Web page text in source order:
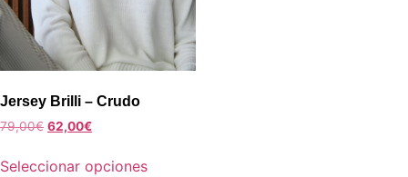
Jersey Brilli – Crudo
79,00€ 62,00€
Seleccionar opciones